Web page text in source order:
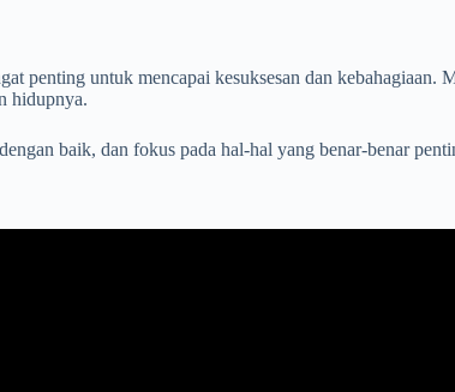
penting untuk mencapai kesuksesan dan
hidupnya.
baik, dan fokus pada hal-hal yang benar-benar